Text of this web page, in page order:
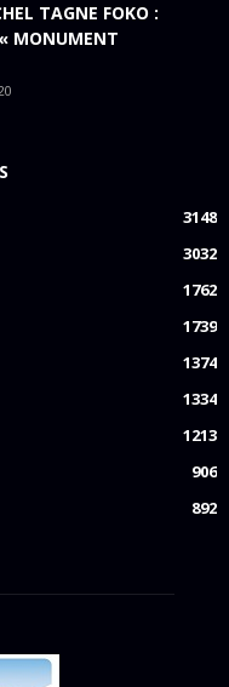
TAGNE FOKO :
MONUMENT
3148
3032
1762
1739
1374
1334
1213
906
892